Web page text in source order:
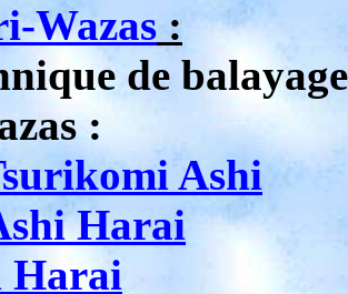
Wazas :
de
:
Ashi
Harai
Harai